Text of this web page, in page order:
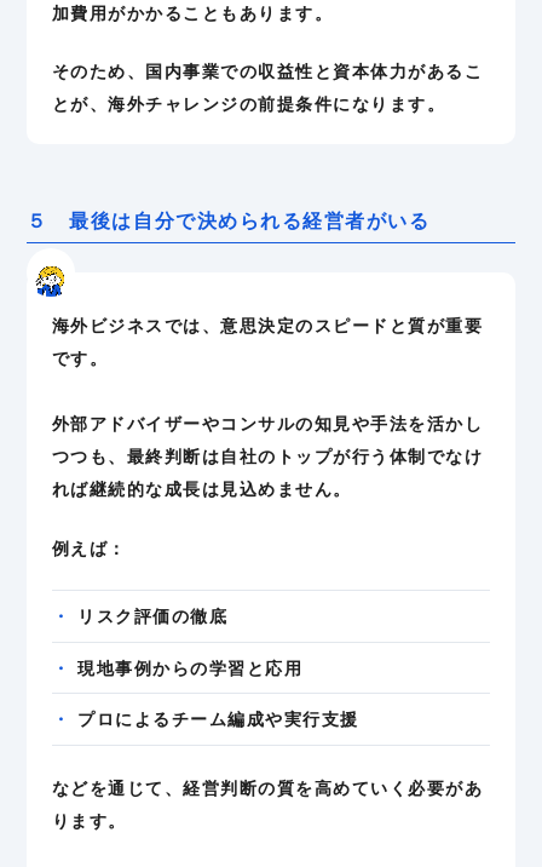
加費用がかかることもあります。
そのため、国内事業での収益性と資本体力があるこ
とが、海外チャレンジの前提条件になります。
５ 最後は自分で決められる経営者がいる
海外ビジネスでは、意思決定のスピードと質が重要
です。
外部アドバイザーやコンサルの知見や手法を活かし
つつも、最終判断は自社のトップが行う体制でなけ
れば継続的な成長は見込めません。
例えば：
リスク評価の徹底
現地事例からの学習と応用
プロによるチーム編成や実行支援
などを通じて、経営判断の質を高めていく必要があ
ります。